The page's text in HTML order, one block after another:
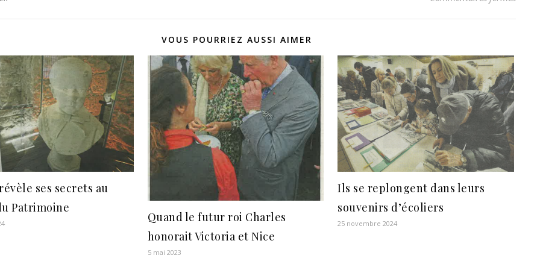
VOUS POURRIEZ AUSSI AIMER
ses secrets au
Patrimoine
Quand le futur roi Charles
honorait Victoria et Nice
5 mai 2023
Ils se replongent dans leurs
souvenirs d’écoliers
25 novembre 2024